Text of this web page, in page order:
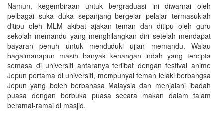
Namun, kegembiraan untuk bergraduasi ini diwarnai oleh
pelbagai suka duka sepanjang bergelar pelajar termasuklah
ditipu oleh MLM akibat ajakan teman dan ditipu oleh guru
sekolah memandu yang menghilangkan diri setelah mendapat
bayaran penuh untuk menduduki ujian memandu. Walau
bagaimanapun masih banyak kenangan indah yang tercipta
semasa di universiti antaranya terlibat dengan festival anime
Jepun pertama di universiti, mempunyai teman lelaki berbangsa
Jepun yang boleh berbahasa Malaysia dan menjalani ibadah
puasa dengan berbuka puasa secara makan dalam talam
beramai-ramai di masjid.